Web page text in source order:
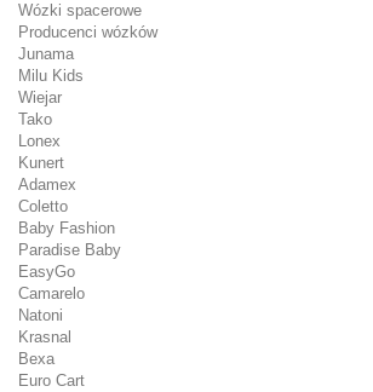
Wózki spacerowe
Producenci wózków
Junama
Milu Kids
Wiejar
Tako
Lonex
Kunert
Adamex
Coletto
Baby Fashion
Paradise Baby
EasyGo
Camarelo
Natoni
Krasnal
Bexa
Euro Cart